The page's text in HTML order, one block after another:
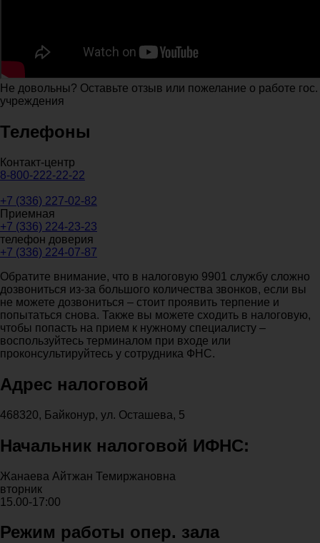
Не довольны? Оставьте отзыв или пожелание о работе гос.
учреждения
Телефоны
Контакт-центр
8-800-222-22-22
+7 (336) 227-02-82
Приемная
+7 (336) 224-23-23
телефон доверия
+7 (336) 224-07-87
Обратите внимание, что в налоговую 9901 службу сложно
дозвониться из-за большого количества звонков, если вы
не можете дозвониться – стоит проявить терпение и
попытаться снова. Также вы можете сходить в налоговую,
чтобы попасть на прием к нужному специалисту –
воспользуйтесь терминалом при входе или
проконсультируйтесь у сотрудника ФНС.
Адрес налоговой
468320, Байконур, ул. Осташева, 5
Начальник налоговой ИФНС:
Жанаева Айтжан Темиржановна
вторник
15.00-17:00
Режим работы опер. зала